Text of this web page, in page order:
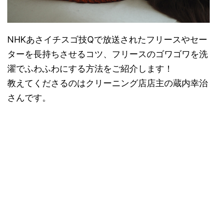
NHKあさイチスゴ技Qで放送されたフリースやセー
ターを長持ちさせるコツ、フリースのゴワゴワを洗
濯でふわふわにする方法をご紹介します！
教えてくださるのはクリーニング店店主の蔵内幸治
さんです。